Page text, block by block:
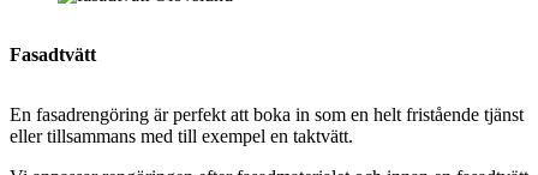
Fasadtvätt
En fasadrengöring är perfekt att boka in som en helt fristående tjänst
eller tillsammans med till exempel en taktvätt.